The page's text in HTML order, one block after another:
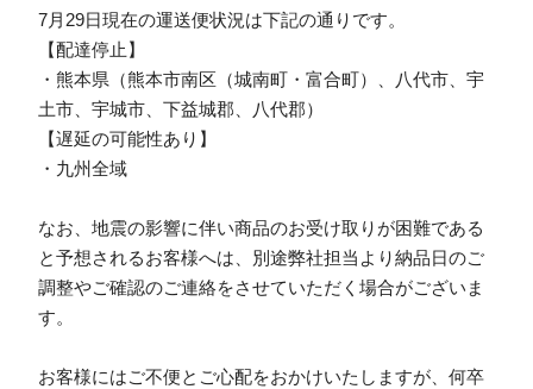
7月29日現在の運送便状況は下記の通りです。
【配達停止】
・熊本県（熊本市南区（城南町・富合町）、八代市、宇
土市、宇城市、下益城郡、八代郡）
【遅延の可能性あり】
・九州全域
なお、地震の影響に伴い商品のお受け取りが困難である
と予想されるお客様へは、別途弊社担当より納品日のご
調整やご確認のご連絡をさせていただく場合がございま
す。
お客様にはご不便とご心配をおかけいたしますが、何卒